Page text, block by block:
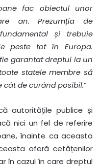
fac obiectul unor
an. Prezumția de
și trebuie
peste tot în Europa.
garantat dreptul la un
statele membre să
de curând posibil.”
autoritățile publice și
nici un fel de referire
înainte ca aceasta
oferă cetățenilor
în cazul în care dreptul